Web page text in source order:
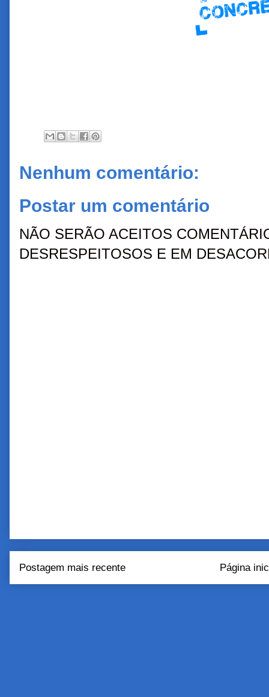
Nenhum comentário:
Postar um comentário
NÃO SERÃO ACEITOS
DESRESPEITOSOS E EM
Postagem mais recente Página